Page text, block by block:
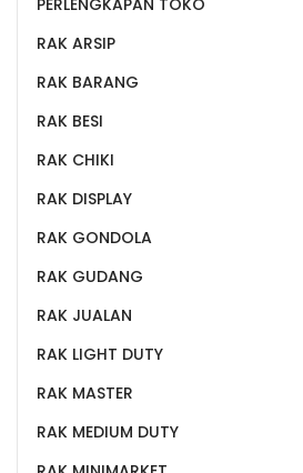
RAK ARSIP
RAK BARANG
RAK BESI
RAK CHIKI
RAK DISPLAY
RAK GONDOLA
RAK GUDANG
RAK JUALAN
RAK LIGHT DUTY
RAK MASTER
RAK MEDIUM DUTY